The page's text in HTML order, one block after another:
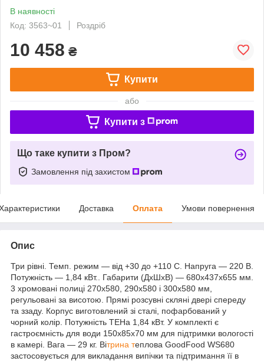
В наявності
Код: 3563~01
Роздріб
10 458 ₴
Купити
або
Купити з
Що таке купити з Пром?
Замовлення під захистом
Доставка Оплата Умови повернення
Опис
Три рівні. Темп. режим — від +30 до +110 С. Напруга — 220 В.
Потужність — 1,84 кВт.. Габарити (ДхШхВ) — 680х437х655 мм.
3 хромовані полиці 270х580, 290х580 і 300х580 мм,
регульовані за висотою. Прямі розсувні скляні двері спереду
та ззаду. Корпус виготовлений зі сталі, пофарбований у
чорний колір. Потужність ТЕНа 1,84 кВт. У комплекті є
гастроємність для води 150х85х70 мм для підтримки вологості
в камері. Вага — 29 кг. Вітрина теплова GoodFood WS680
застосовується для викладання випічки та підтримання її в